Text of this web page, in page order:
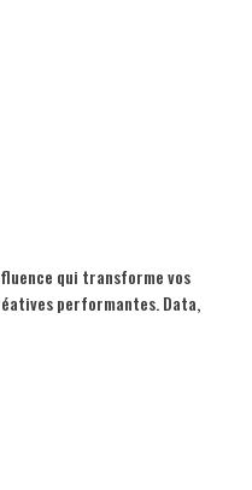
qui transforme vos
performantes. Data,